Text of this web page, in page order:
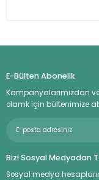
E-Bülten Abonelik
Kampanyalarımızdan
olamk için bültenimize
Bizi Sosyal Medyadan
Sosyal medya